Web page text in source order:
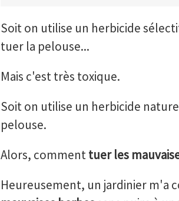
Soit on utilise un herbicide
tuer la pelouse...
Mais c'est très toxique.
Soit on utilise un herbicide
pelouse.
Alors, commenttuer les
Heureusement, un jardinier m'a